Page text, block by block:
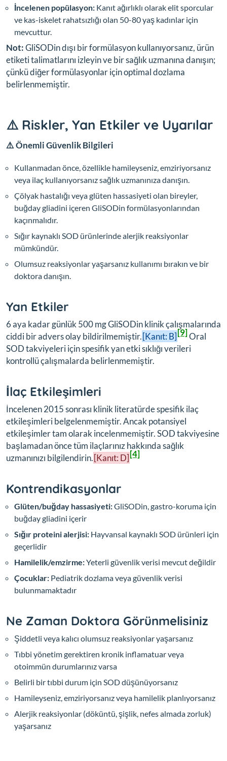
İncelenen popülasyon: Kanıt ağırlıklı olarak elit sporcular
ve kas-iskelet rahatsızlığı olan 50-80 yaş kadınlar için
mevcuttur.
Not:GliSODin dışı bir formülasyon kullanıyorsanız, ürün
etiketi talimatlarını izleyin ve bir sağlık uzmanına danışın;
çünkü diğer formülasyonlar için optimal dozlama
belirlenmemiştir.
⚠️ Riskler, Yan Etkiler ve Uyarılar
⚠️ Önemli Güvenlik Bilgileri
Kullanmadan önce, özellikle hamileyseniz, emziriyorsanız
veya ilaç kullanıyorsanız sağlık uzmanınıza danışın.
Çölyak hastalığı veya glüten hassasiyeti olan bireyler,
buğday gliadini içeren GliSODin formülasyonlarından
kaçınmalıdır.
Sığır kaynaklı SOD ürünlerinde alerjik reaksiyonlar
mümkündür.
Olumsuz reaksiyonlar yaşarsanız kullanımı bırakın ve bir
doktora danışın.
Yan Etkiler
6 aya kadar günlük 500 mg GliSODin klinik çalışmalarında
ciddi bir advers olay bildirilmemiştir.[Kanıt: B][9]Oral
SOD takviyeleri için spesifik yan etki sıklığı verileri
kontrollü çalışmalarda belirlenmemiştir.
İlaç Etkileşimleri
İncelenen 2015 sonrası klinik literatürde spesifik ilaç
etkileşimleri belgelenmemiştir. Ancak potansiyel
etkileşimler tam olarak incelenmemiştir. SOD takviyesine
başlamadan önce tüm ilaçlarınız hakkında sağlık
uzmanınızı bilgilendirin.[Kanıt: D][4]
Kontrendikasyonlar
Glüten/buğday hassasiyeti:GliSODin, gastro-koruma için
buğday gliadini içerir
Sığır proteini alerjisi: Hayvansal kaynaklı SOD ürünleri için
geçerlidir
Hamilelik/emzirme:Yeterli güvenlik verisi mevcut değildir
Çocuklar: Pediatrik dozlama veya güvenlik verisi
bulunmamaktadır
Ne Zaman Doktora Görünmelisiniz
Şiddetli veya kalıcı olumsuz reaksiyonlar yaşarsanız
Tıbbi yönetim gerektiren kronik inflamatuar veya
otoimmün durumlarınız varsa
Belirli bir tıbbi durum için SOD düşünüyorsanız
Hamileyseniz, emziriyorsanız veya hamilelik planlıyorsanız
Alerjik reaksiyonlar (döküntü, şişlik, nefes almada zorluk)
yaşarsanız